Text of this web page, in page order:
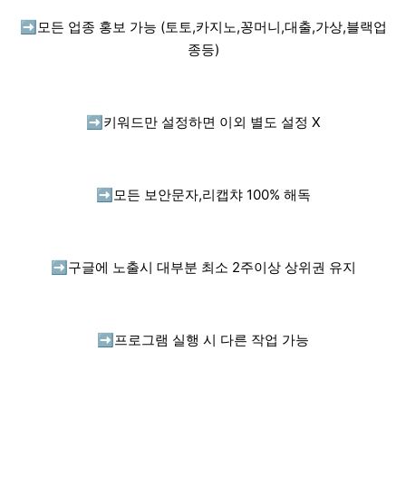
➡️ 모든 업종 홍보 가능 (토토,카지노,꽁머니,대출,가상,블랙업
종등)
➡️ 키워드만 설정하면 이외 별도 설정 X
➡️ 모든 보안문자,리캡챠 100% 해독
➡️ 구글에 노출시 대부분 최소 2주이상 상위권 유지
➡️ 프로그램 실행 시 다른 작업 가능